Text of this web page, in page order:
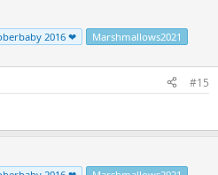
2016 ❤ Marshmallows2021
#15